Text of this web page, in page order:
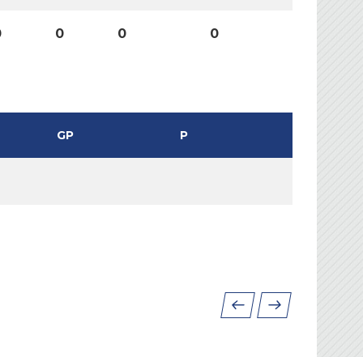
0 0 0
GP P